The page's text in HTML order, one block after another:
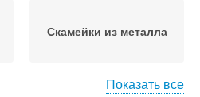
Скамейки из металла
Показать все